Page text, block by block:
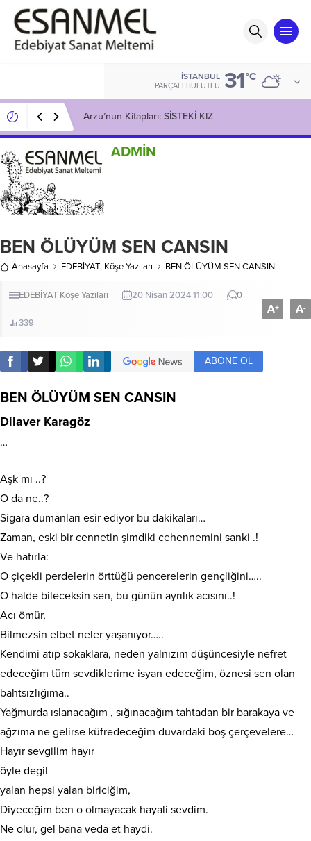
İSTANBUL
PARÇALI BULUTLU 31°C
Başarılı Oyuncu Naci ADIGÜZEL ile Söyleşi
ADMİN
BEN ÖLÜYÜM SEN CANSIN
Anasayfa EDEBİYAT, Köşe Yazıları BEN ÖLÜYÜM SEN CANSIN
EDEBİYAT Köşe Yazıları 20 Nisan 2024 11:00 0
339
A+ A-
ABONE OL
BEN ÖLÜYÜM SEN CANSIN
Dilaver Karagöz
…
Aşk mı ..?
O da ne..?
Sigara dumanları esir ediyor bu dakikaları…
Zaman, eski bir cennetin şimdiki cehennemini sanki .!
Ve hatırla:
O çiçekli perdelerin örttüğü pencerelerin gençliğini…..
O halde bileceksin sen, bu günün ayrılık acısını..!
Acı ömür,
Bilmezsin elbet neler yaşanıyor…..
Kendimi atıp sokaklara, neden yalnızım düşüncesiyle nefret
edeceğim tüm sevdiklerime isyan edeceğim, öznesi sen olan
bahtsızlığıma..
Yağmurda ıslanacağım , sığınacağım tahtadan bir barakaya ve
ağzıma ne gelirse küfredeceğim duvardaki boş çerçevelere…
Hayır sevgilim hayır
öyle degil
yalan hepsi yalan biriciğim,
Diyeceğim ben o olmayacak hayali sevdim.
Ne olur, gel bana veda et haydi.